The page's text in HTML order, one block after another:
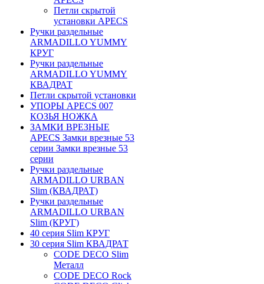
Петли скрытой
установки APECS
Ручки раздельные
ARMADILLO YUMMY
КРУГ
Ручки раздельные
ARMADILLO YUMMY
КВАДРАТ
Петли скрытой установки
УПОРЫ APECS 007
КОЗЬЯ НОЖКА
ЗАМКИ ВРЕЗНЫЕ
APECS Замки врезные 53
серии Замки врезные 53
серии
Ручки раздельные
ARMADILLO URBAN
Slim (КВАДРАТ)
Ручки раздельные
ARMADILLO URBAN
Slim (КРУГ)
40 серия Slim КРУГ
30 серия Slim КВАДРАТ
CODE DECO Slim
Металл
CODE DECO Rock